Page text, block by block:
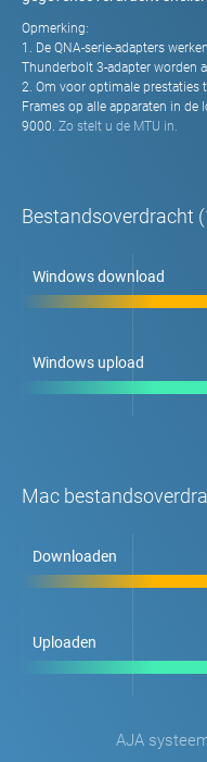
Opmerking:
1. De QNA-serie-adapters
Thunderbolt 3-adapter worden
2. Om voor optimale prestaties
Frames op alle apparaten in de
9000. Zo stelt u de MTU in.
Bestandsoverdracht
Windows download
Windows upload
Mac
Downloaden
Uploaden
AJA